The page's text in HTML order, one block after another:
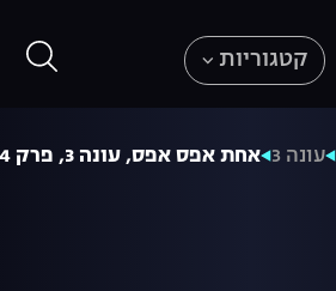
קטגוריות
עונה 3 אחת אפס אפס, עונה 3, פרק 4